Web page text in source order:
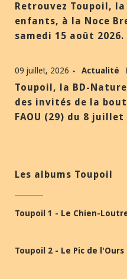
Retrouvez Toupoil,
enfants, à la Noce
samedi 15 août 2026.
09 juillet, 2026 Actualité
Toupoil, la BD-
des invités de la
FAOU (29) du 8
Les albums Toupoil
Toupoil 1 - Le Chien-
Toupoil 2 - Le Pic de l'Ours